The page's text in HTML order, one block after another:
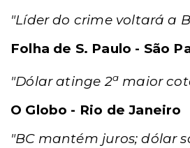
"Líder do crime voltará a
Folha de S. Paulo - São
"Dólar atinge 2amaior
O Globo - Rio de Janeiro
"BC mantém juros; dólar